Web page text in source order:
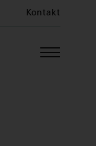
Kontakt